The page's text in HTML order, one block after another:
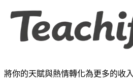
將你的天賦與熱情轉化為更多的收入